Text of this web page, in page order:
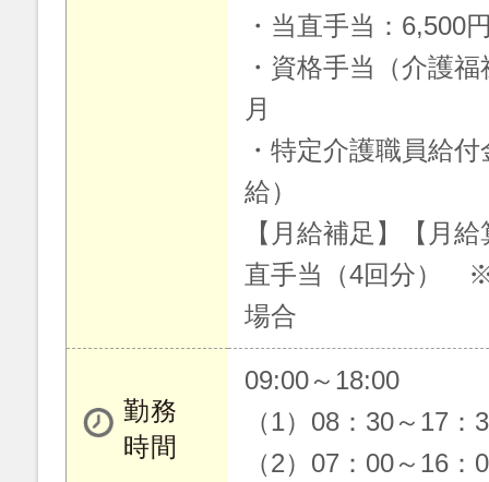
・当直手当：6,500
・資格手当（介護
月
・特定介護職員給
給）
【月給補足】【月
直手当（4回分）
場合
勤務
時間
09:00～18:00
（1）08：30～17
（2）07：00～16